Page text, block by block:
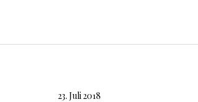
23. Juli 2018